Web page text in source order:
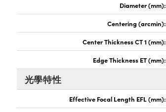
Diameter (mm):
Centering (arcmin):
Center Thickness CT 1 (mm):
Edge Thickness ET (mm):
光學特性
Effective Focal Length EFL (mm):